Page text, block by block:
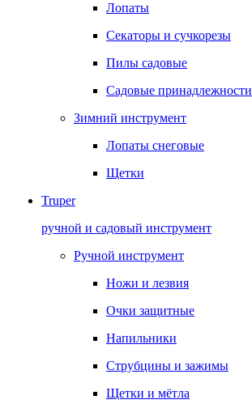
Лопаты
Секаторы и сучкорезы
Пилы садовые
Садовые принадлежности
Зимний инструмент
Лопаты снеговые
Щетки
Truper
ручной и садовый инструмент
Ручной инструмент
Ножи и лезвия
Очки защитные
Напильники
Струбцины и зажимы
Щетки и мётла